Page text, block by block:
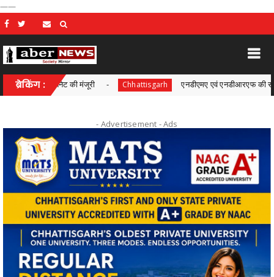
——
ब्रेकिंग :
की मंजूरी Chhattisgarh एनडीएमए एवं एनडीआरएफ की संयुक्त बैठक
- Advertisement -Ads